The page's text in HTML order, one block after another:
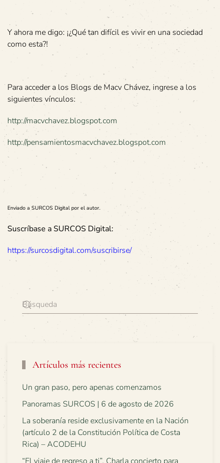
Y ahora me digo: ¡¿Qué tan difícil es vivir en una sociedad
como esta?!
Para acceder a los Blogs de Macv Chávez, ingrese a los
siguientes vínculos:
http://macvchavez.blogspot.com
http://pensamientosmacvchavez.blogspot.com
Enviado a SURCOS Digital por el autor.
Suscríbase a SURCOS Digital:
https://surcosdigital.com/suscribirse/
Artículos más recientes
Un gran paso, pero apenas comenzamos
Panoramas SURCOS | 6 de agosto de 2026
La soberanía reside exclusivamente en la Nación
(artículo 2 de la Constitución Política de Costa
Rica) – ACODEHU